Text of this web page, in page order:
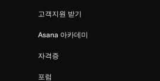
고객지원 받기
Asana 아카데미
자격증
포럼